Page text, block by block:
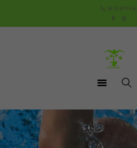
06 20 89 93 42
Le Club
Aquathlon du Pays
Mornantais
Documents utiles